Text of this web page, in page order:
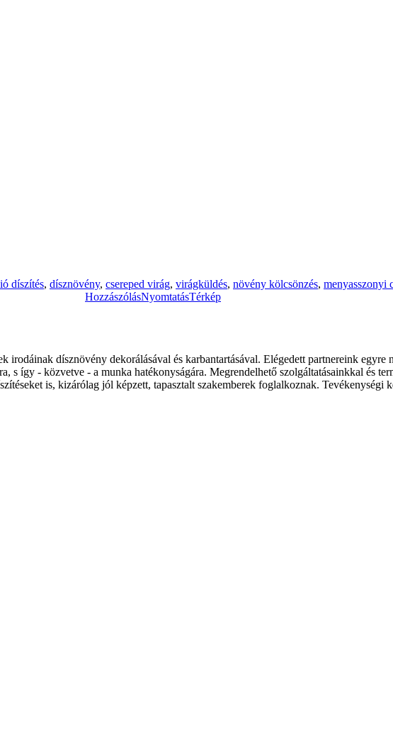
díszítés, dísznövény, csereped virág, virágküldés, növény kölcsönzés, menyasszonyi
HozzászólásNyomtatásTérkép
irodáinak dísznövény dekorálásával és karbantartásával. Elégedett partnereink egyre
, s így - közvetve - a munka hatékonyságára. Megrendelhető szolgáltatásainkkal és
is, kizárólag jól képzett, tapasztalt szakemberek foglalkoznak. Tevékenységi